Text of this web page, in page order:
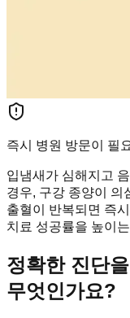
즉시 병원 방문이 필
입냄새가 심해지고
경우, 구강 종양이 의
출혈이 반복되면 즉
치료 성공률을 높이
정확한 진단
무엇인가요?